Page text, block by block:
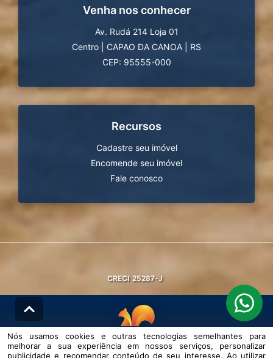
Venha nos conhecer
Av. Rudá 214 Loja 01
Centro
CAPAO DA CANOA
RS
CEP: 95555-000
Recursos
Cadastre seu imóvel
Encomende seu imóvel
Fale conosco
CRECI 25287-J
© DESENVOLVIDO PELAAGIL.NET
Nós usamos cookies e outras tecnologias semelhantes para
melhorar a sua experiência em nossos serviços, personalizar
publicidade e recomendar conteúdo de seu interesse. Ao utilizar